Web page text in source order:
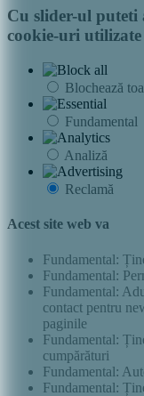
Cu slider-ul puteti
cookie-uri
Blochează
Fundamental
Analiză
Reclamă
Acest site web va
Fundamental:
Fundamental:
Fundamental:
contact pentru
paginile
Fundamental:
cumpărături
Fundamental:
Fundamental: